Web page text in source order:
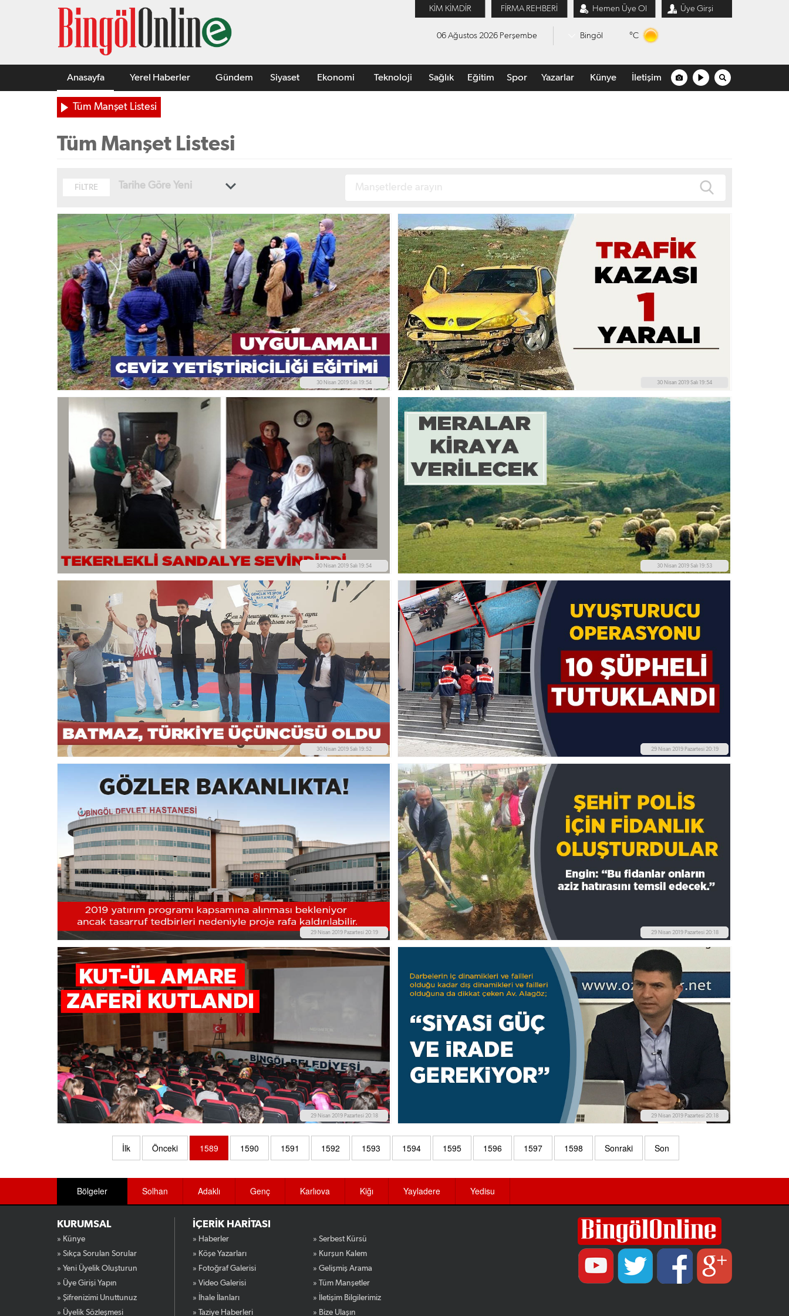
KİM KİMDİR FİRMA REHBERİ Hemen Üye Ol Üye Girşi
06 Ağustos 2026 Perşembe Bingöl °C
Anasayfa Yerel Haberler Gündem Siyaset Ekonomi Teknoloji Sağlık Eğitim Spor Yazarlar Künye İletişim
Tüm Manşet Listesi
Tüm Manşet Listesi
FİLTRE Tarihe Göre Yeni
30 Nisan 2019 Salı 19:54 30 Nisan 2019 Salı 19:54
30 Nisan 2019 Salı 19:54 30 Nisan 2019 Salı 19:53
30 Nisan 2019 Salı 19:52 29 Nisan 2019 Pazartesi 20:19
29 Nisan 2019 Pazartesi 20:19 29 Nisan 2019 Pazartesi 20:18
29 Nisan 2019 Pazartesi 20:18 29 Nisan 2019 Pazartesi 20:18
İlk Önceki 1589 1590 1591 1592 1593 1594 1595 1596 1597 1598 Sonraki Son
Bölgeler Solhan Adaklı Genç Karlıova Kiğı Yayladere Yedisu
KURUMSAL
» Künye
» Sıkça Sorulan Sorular
» Yeni Üyelik Oluşturun
» Üye Girişi Yapın
» Şifrenizimi Unuttunuz
» Üyelik Sözleşmesi
İÇERİK HARİTASI
» Haberler
» Köşe Yazarları
» Fotoğraf Galerisi
» Video Galerisi
» İhale İlanları
» Taziye Haberleri
» Serbest Kürsü
» Kurşun Kalem
» Gelişmiş Arama
» Tüm Manşetler
» İletişim Bilgilerimiz
» Bize Ulaşın